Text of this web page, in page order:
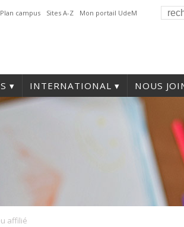
Plan campus Sites A-Z Mon portail UdeM
INTERNATIONAL NOUS
affilié